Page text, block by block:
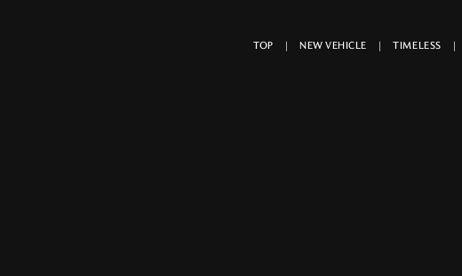
TOP NEW VEHICLE TIMELESS